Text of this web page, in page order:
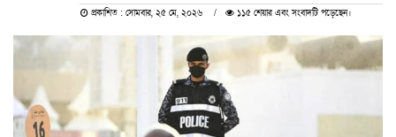
প্রকাশিত : সোমবার, ২৫ মে, ২০২৬ ১১৫ শেয়ার এবং সংবাদটি পড়েছেন।